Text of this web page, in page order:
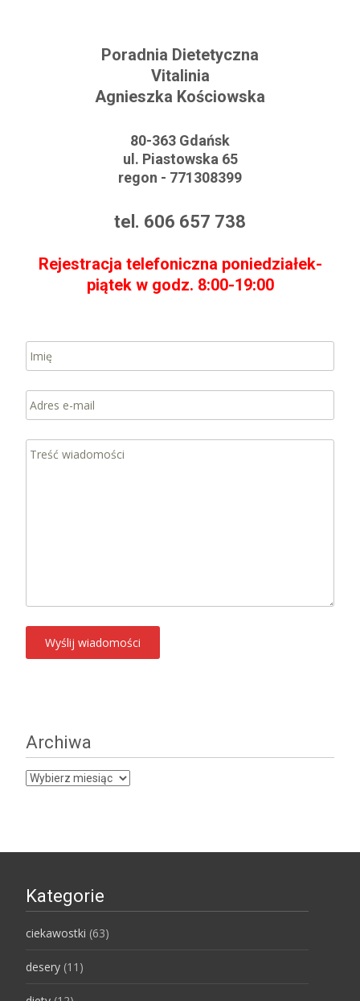
Poradnia Dietetyczna
Vitalinia
Agnieszka Kościowska
80-363 Gdańsk
ul. Piastowska 65
regon - 771308399
tel. 606 657 738
Rejestracja telefoniczna poniedziałek-
piątek w godz. 8:00-19:00
Archiwa
Archiwa
Kategorie
ciekawostki (63)
desery (11)